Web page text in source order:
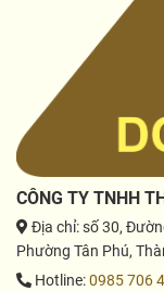
CÔNG TY TNHH
Địa chỉ: số 30,
Phường Tân Phú,
Hotline:0985 706